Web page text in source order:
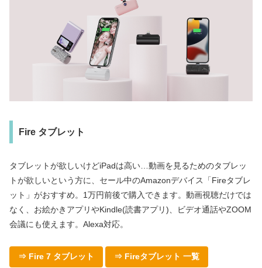
Fire タブレット
タブレットが欲しいけどiPadは高い…動画を見るためのタブレッ
トが欲しいという方に、セール中のAmazonデバイス「Fireタブレ
ット」がおすすめ。1万円前後で購入できます。動画視聴だけでは
なく、お絵かきアプリやKindle(読書アプリ)、ビデオ通話やZOOM
会議にも使えます。Alexa対応。
⇒ Fire 7 タブレット ⇒ Fireタブレット 一覧